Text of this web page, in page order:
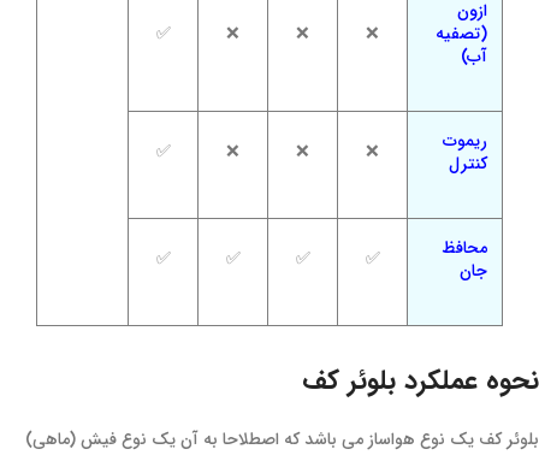
ازون
(تصفیه
آب)
❌
❌
❌
✅
ریموت
کنترل
❌
❌
❌
✅
محافظ
جان
✅
✅
✅
✅
نحوه عملکرد بلوئر کف
بلوئر کف یک نوع هواساز می باشد که اصطلاحا به آن یک نوع فیش (ماهی)